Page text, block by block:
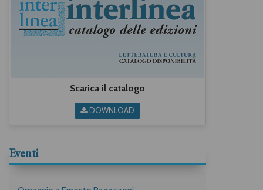
Scarica il catalogo
DOWNLOAD
Eventi